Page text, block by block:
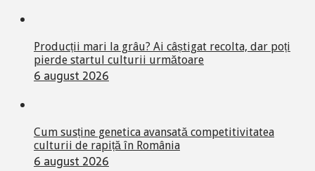
Producții mari la grâu? Ai câștigat recolta, dar poți
pierde startul culturii următoare
6 august 2026
Cum susține genetica avansată competitivitatea
culturii de rapiță în România
6 august 2026